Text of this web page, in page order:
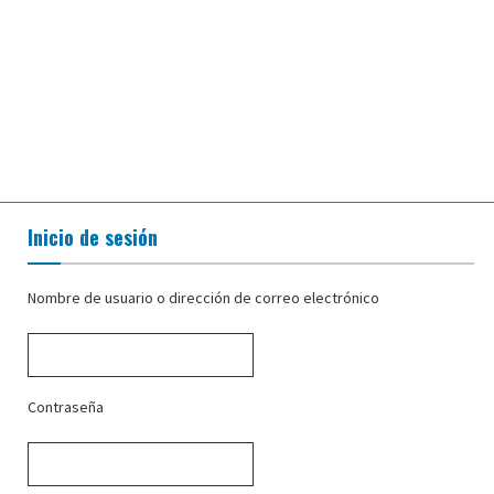
Inicio de sesión
Nombre de usuario o dirección de correo electrónico
Contraseña